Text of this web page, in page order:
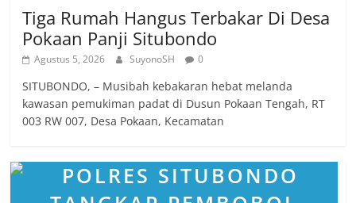
Tiga Rumah Hangus Terbakar Di Desa
Pokaan Panji Situbondo
Agustus 5, 2026 SuyonoSH 0
SITUBONDO, – Musibah kebakaran hebat melanda
kawasan pemukiman padat di Dusun Pokaan Tengah, RT
003 RW 007, Desa Pokaan, Kecamatan